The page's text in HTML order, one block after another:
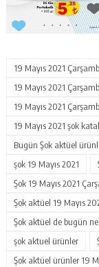
19 Mayıs 2021
19 Mayıs 2021
19 Mayıs 2021
19 Mayıs 2021 şok
Bugün Şok aktüel
şok 19 Mayıs 2021
Şok 19 Mayıs 2021
Şok aktüel 19 Mayıs
Şok aktüel de bugün
şok aktuel ürünler
Şok aktüel ürünler 19